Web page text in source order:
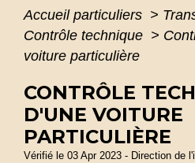
Accueil particuliers >
Contrôle technique >
voiture particulière
CONTRÔLE
D'UNE VOITURE
PARTICULIÈRE
Vérifié le 03 Apr 2023 - Direction de